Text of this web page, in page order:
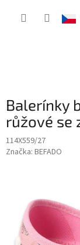
Balerínky
růžové se
114X559/27
Značka: BEFADO